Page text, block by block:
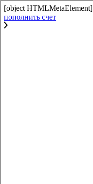
[object HTMLMetaElement]
пополнить счет